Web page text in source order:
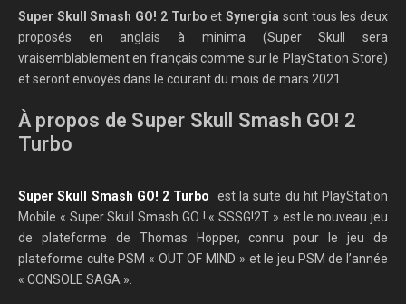
Super Skull Smash GO! 2 Turbo etSynergia sont tous les deux
proposés en anglais à minima (Super Skull sera
vraisemblablement en français comme sur le PlayStation Store)
et seront envoyés dans le courant du mois de mars 2021.
À propos de Super Skull Smash GO! 2
Turbo
Super Skull Smash GO! 2 Turbo est la suite du hit PlayStation
Mobile « Super Skull Smash GO ! « SSSG!2T » est le nouveau jeu
de plateforme de Thomas Hopper, connu pour le jeu de
plateforme culte PSM « OUT OF MIND » et le jeu PSM de l’année
« CONSOLE SAGA ».